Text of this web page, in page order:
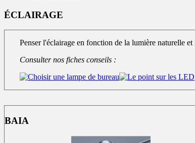
ÉCLAIRAGE
Penser l'éclairage en fonction de la lumière naturelle
Consulter nos fiches conseils :
BAIA